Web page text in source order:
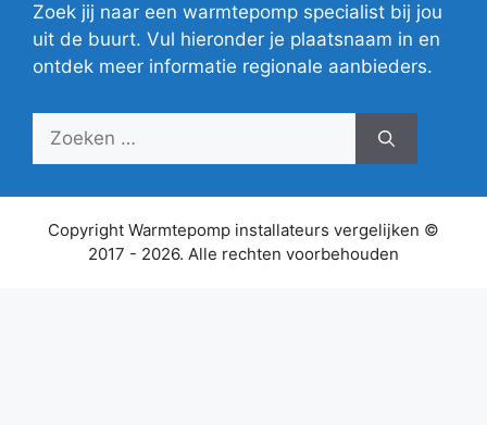
Zoek jij naar een warmtepomp specialist bij jou
uit de buurt. Vul hieronder je plaatsnaam in en
ontdek meer informatie regionale aanbieders.
Zoek
Copyright Warmtepomp installateurs vergelijken ©
2017 - 2026. Alle rechten voorbehouden